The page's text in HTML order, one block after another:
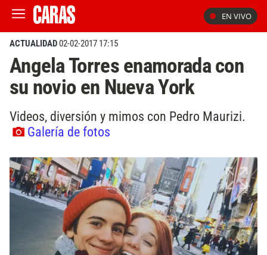
EN VIVO
ACTUALIDAD02-02-2017 17:15
Angela Torres enamorada con
su novio en Nueva York
Videos, diversión y mimos con Pedro Maurizi.
Galería de fotos